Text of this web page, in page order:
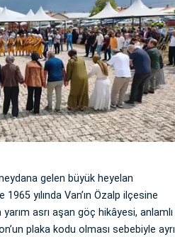
gelen büyük heyelan
yılında Van’ın Özalp ilçesine
asrı aşan göç hikâyesi, anlamlı
plaka kodu olması sebebiyle ayrı